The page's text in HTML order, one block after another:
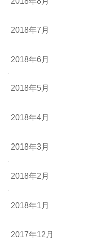
2018年7月
2018年6月
2018年5月
2018年4月
2018年3月
2018年2月
2018年1月
2017年12月